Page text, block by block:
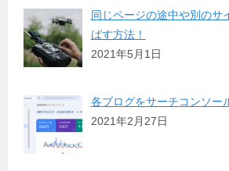
同じページの途中や別のサ
ばす方法！
2021年5月1日
各ブログをサーチコンソー
2021年2月27日